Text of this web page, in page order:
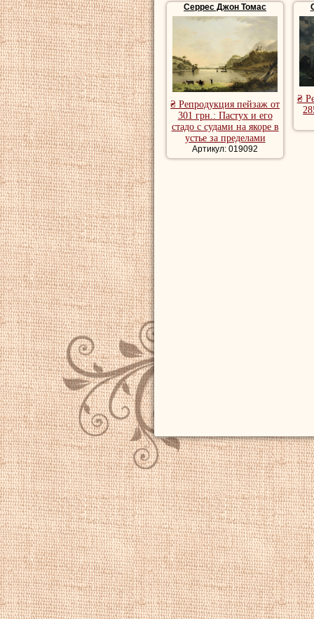
Серрес Джон Томас
₴ Репродукция пейзаж от
301 грн.: Пастух и его
стадо с судами на якоре в
устье за пределами
Артикул: 019092
₴